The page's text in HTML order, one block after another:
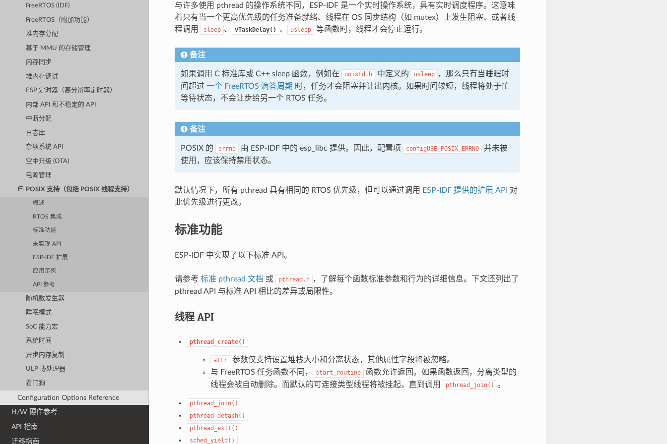
FreeRTOS (IDF)
FreeRTOS（附加功能）
堆内存分配
基于 MMU 的存储管理
内存同步
堆内存调试
ESP 定时器（高分辨率定时器）
内部 API 和不稳定的 API
中断分配
日志库
杂项系统 API
空中升级 (OTA)
电源管理
POSIX 支持（包括 POSIX 线程支持）
概述
RTOS 集成
标准功能
未实现 API
ESP-IDF 扩展
应用示例
API 参考
随机数发生器
睡眠模式
SoC 能力宏
系统时间
异步内存复制
ULP 协处理器
看门狗
Configuration Options Reference
H/W 硬件参考
API 指南
迁移指南
与许多使用 pthread 的操作系统不同，ESP-IDF 是一个实时操作系统，具有实时调度程序。这意味
着只有当一个更高优先级的任务准备就绪、线程在 OS 同步结构（如 mutex）上发生阻塞、或者线
程调用
sleep 、 vTaskDelay() 、 usleep 等函数时，线程才会停止运行。
备注
如果调用 C 标准库或 C++ sleep 函数，例如在 unistd.h 中定义的 usleep ，那么只有当睡眠时
间超过 一个 FreeRTOS 滴答周期 时，任务才会阻塞并让出内核。如果时间较短，线程将处于忙
等待状态，不会让步给另一个 RTOS 任务。
备注
POSIX 的 errno 由 ESP-IDF 中的 esp_libc 提供。因此，配置项 configUSE_POSIX_ERRNO
并未被
使用，应该保持禁用状态。
默认情况下，所有 pthread 具有相同的 RTOS 优先级，但可以通过调用 ESP-IDF 提供的扩展 API
对
此优先级进行更改。
标准功能
ESP-IDF 中实现了以下标准 API。
请参考 标准 pthread 文档 或 pthread.h ，了解每个函数标准参数和行为的详细信息。下文还列出了
pthread API 与标准 API 相比的差异或局限性。
线程 API
pthread_create()
attr
参数仅支持设置堆栈大小和分离状态，其他属性字段将被忽略。
与 FreeRTOS 任务函数不同，
start_routine
函数允许返回。如果函数返回，分离类型的
线程会被自动删除。而默认的可连接类型线程将被挂起，直到调用
pthread_join() 。
pthread_join()
pthread_detach()
pthread_exit()
sched_yield()